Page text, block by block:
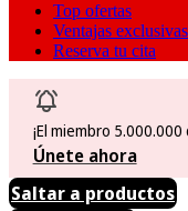
Top ofertas
Ventajas
Reserva tu cita
¡El miembro
Únete ahora
Saltar a productos